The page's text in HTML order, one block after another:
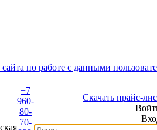
по работе с данными
+7
960-
80-
70-
Скачать прайс-лист
Войти
Вход